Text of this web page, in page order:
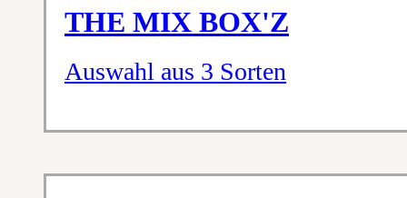
THE MIX BOX'Z
Auswahl aus 3 Sorten